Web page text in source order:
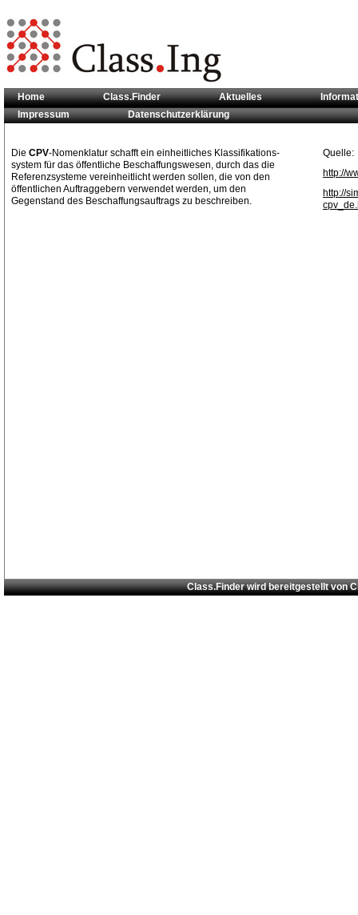
Sie sind hier:Klassifikationsstandards>> CPV
Home Class.Finder Aktuelles
Impressum
Datenschutzerklärung
Die CPV-Nomenklatur schafft ein einheitliches Klassifikations-
system für das öffentliche Beschaffungswesen, durch das die
Referenzsysteme vereinheitlicht werden sollen, die von den
öffentlichen Auftraggebern verwendet werden, um den
Gegenstand des Beschaffungsauftrags zu beschreiben.
Quelle:
http://
http://
Class.Finder wird bereitgestellt von